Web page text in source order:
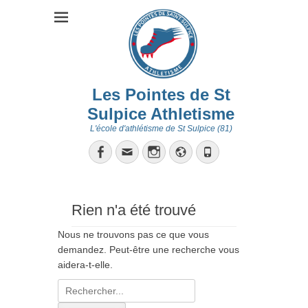
Les Pointes de St
Sulpice Athletisme
L'école d'athlétisme de St Sulpice (81)
Facebook
EmailInstagram
Site
web
Tél
Rien n'a été trouvé
Nous ne trouvons pas ce que vous
demandez. Peut-être une recherche vous
aidera-t-elle.
Recherche
pour